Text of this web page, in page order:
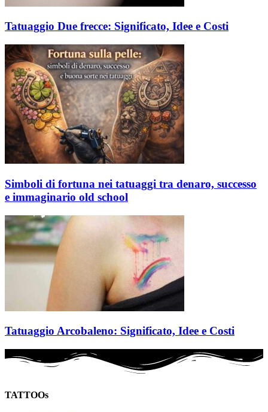
Tatuaggio Due frecce: Significato, Idee e Costi
Simboli di fortuna nei tatuaggi tra denaro, successo
e immaginario old school
Tatuaggio Arcobaleno: Significato, Idee e Costi
TATTOOs